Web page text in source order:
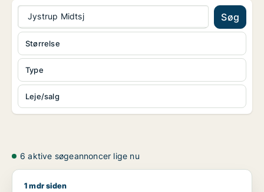
Jystrup Midtsj Søg
Type
Leje/salg
Størrelse
6 aktive søgeannoncer lige nu
Yurii søger lager, værksted, produktionslokaler eller garage
1 mdr siden